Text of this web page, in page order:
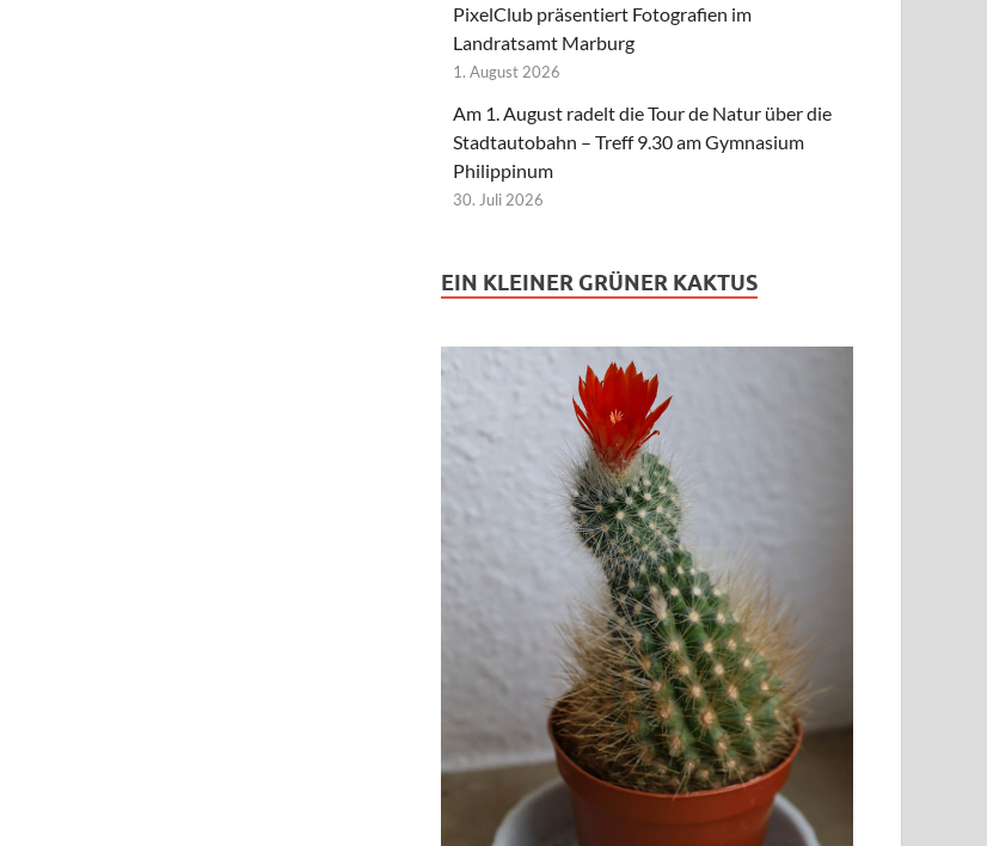
PixelClub präsentiert Fotografien im
Landratsamt Marburg
1. August 2026
Am 1. August radelt die Tour de Natur über die
Stadtautobahn – Treff 9.30 am Gymnasium
Philippinum
30. Juli 2026
EIN KLEINER GRÜNER KAKTUS